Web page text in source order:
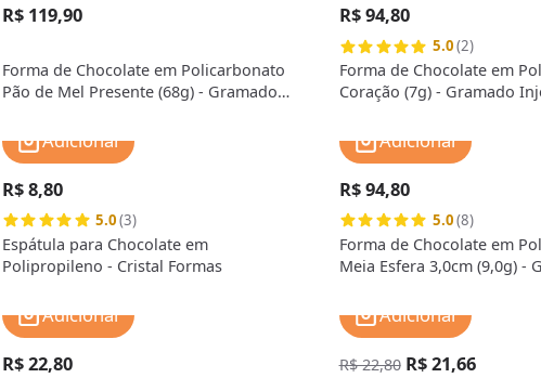
R$ 119,90
Forma de Chocolate em Policarbonato
Pão de Mel Presente (68g) - Gramado
R$ 94,80
5.0(2)
Forma de Chocolate em
Coração (7g) - Gramado
R$ 8,80
5.0(3)
Espátula para Chocolate em
Polipropileno - Cristal Formas
Adicionar
R$ 94,80
5.0(8)
Forma de Chocolate em
Meia Esfera 3,0cm (9,0g) -
Adicionar
R$ 22,80
Adicionar
R$ 22,80 R$ 21,66
Adicionar